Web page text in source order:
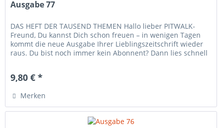
Ausgabe 77
DAS HEFT DER TAUSEND THEMEN Hallo lieber PITWALK-
Freund, Du kannst Dich schon freuen – in wenigen Tagen
kommt die neue Ausgabe Ihrer Lieblingszeitschrift wieder
raus. Du bist noch immer kein Abonnent? Dann lies schnell
9,80 € *
Merken